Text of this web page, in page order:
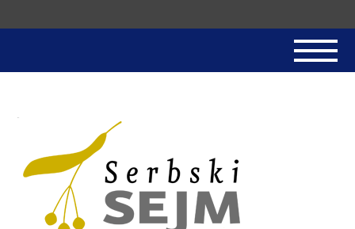
SERBSKI SEJM
JADNAŃSKI PÓRĚD
PROTOKOLE / HOBZAMKŃEŃA
DARY